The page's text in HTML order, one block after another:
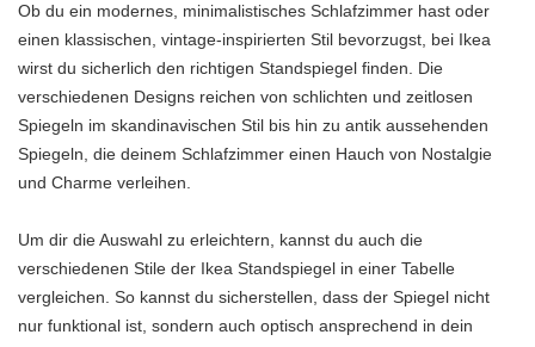
Ob du ein modernes, minimalistisches Schlafzimmer hast oder
einen klassischen, vintage-inspirierten Stil bevorzugst, bei Ikea
wirst du sicherlich den richtigen Standspiegel finden. Die
verschiedenen Designs reichen von schlichten und zeitlosen
Spiegeln im skandinavischen Stil bis hin zu antik aussehenden
Spiegeln, die deinem Schlafzimmer einen Hauch von Nostalgie
und Charme verleihen.
Um dir die Auswahl zu erleichtern, kannst du auch die
verschiedenen Stile der Ikea Standspiegel in einer Tabelle
vergleichen. So kannst du sicherstellen, dass der Spiegel nicht
nur funktional ist, sondern auch optisch ansprechend in dein